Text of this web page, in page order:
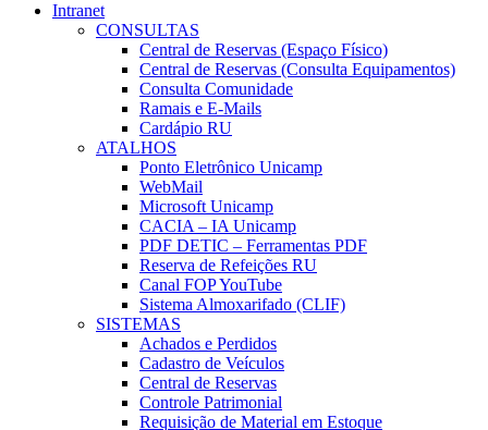
Intranet
CONSULTAS
Central de Reservas (Espaço Físico)
Central de Reservas (Consulta Equipamentos)
Consulta Comunidade
Ramais e E-Mails
Cardápio RU
ATALHOS
Ponto Eletrônico Unicamp
WebMail
Microsoft Unicamp
CACIA – IA Unicamp
PDF DETIC – Ferramentas PDF
Reserva de Refeições RU
Canal FOP YouTube
Sistema Almoxarifado (CLIF)
SISTEMAS
Achados e Perdidos
Cadastro de Veículos
Central de Reservas
Controle Patrimonial
Requisição de Material em Estoque